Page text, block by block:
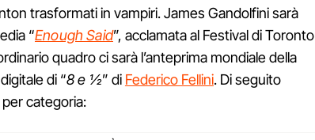
trasformati in vampiri. James Gandolfini sarà
“Enough Said”, acclamata al Festival di Toronto
quadro ci sarà l’anteprima mondiale della
di “8 e ½” di Federico Fellini. Di seguito
categoria: